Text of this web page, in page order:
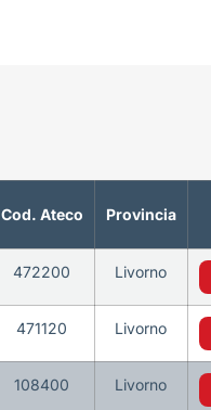
Cod. Ateco Provincia
472200 Livorno
471120 Livorno
108400 Livorno